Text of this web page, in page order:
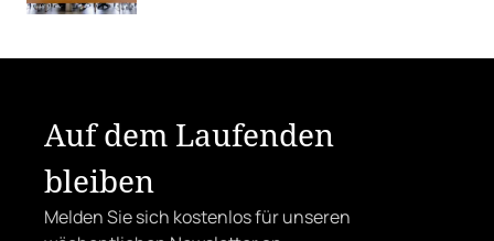
Auf dem Laufenden
bleiben
Melden Sie sich kostenlos für unseren